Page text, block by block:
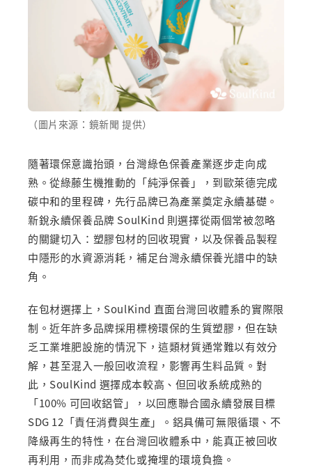
（圖片來源：鏡新聞 提供）
隨著環保意識抬頭，台灣綠色保養產業逐步走向成
熟。從綠藤生機推動的「純淨保養」，到歐萊德完成
碳中和的里程碑，先行品牌已為產業奠定永續基礎。
新銳永續保養品牌 SoulKind 則選擇從兩個常被忽略
的關鍵切入：塑膠包材的回收現實，以及保養品製程
中隱形的水資源消耗，補足台灣永續保養光譜中的缺
角。
在包材選擇上，SoulKind 直面台灣回收體系的實際限
制。近年許多品牌採用標榜環保的生質塑膠，但在缺
乏工業堆肥設施的情況下，這類材質通常難以有效分
解，甚至混入一般回收流程，影響再生料品質。對
此，SoulKind 選擇成本較高、但回收系統成熟的
「100% 可回收鋁管」，以回應聯合國永續發展目標
SDG 12「責任消費與生產」。鋁具備可無限循環、不
降級再生的特性，在台灣回收體系中，能真正被回收
再利用，而非成為焚化或掩埋的環境負擔。